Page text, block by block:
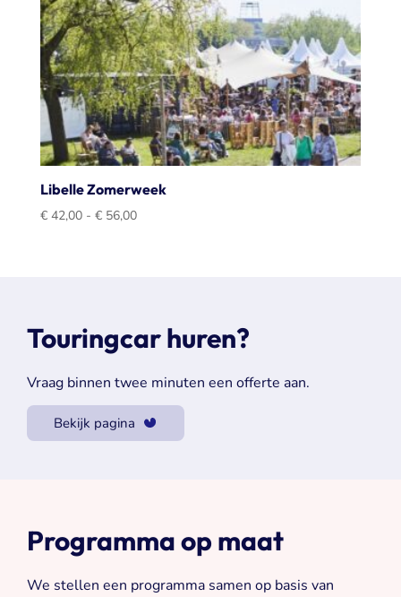
Libelle Zomerweek
€42,00 - €56,00Prijsklasse:
Touringcar huren?
Vraag binnen twee minuten een offerte aan.
Bekijk pagina
Programma op maat
We stellen een programma samen op basis van